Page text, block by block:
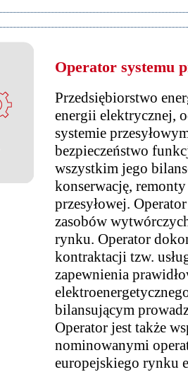
Operator systemu
Przedsiębiorstwo
energii elektrycznej,
systemie
bezpieczeństwo
wszystkim jego
konserwację,
przesyłowej.
zasobów
rynku. Operator
kontraktacji tzw.
zapewnienia
bilansującym
Operator jest także
nominowanymi
europejskiego rynku